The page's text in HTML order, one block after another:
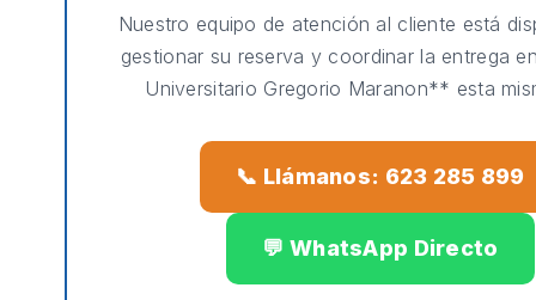
Nuestro equipo de atención al cliente está
gestionar su reserva y coordinar la entrega
Universitario Gregorio Maranon** esta
📞 Llámanos: 623 285 899
💬 WhatsApp Directo